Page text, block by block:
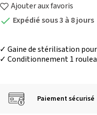
Ajouter aux favoris
 Expédié sous 3 à 8 jours
✓ Gaine de stérilisation
✓ Conditionnement 1
Paiement sécurisé